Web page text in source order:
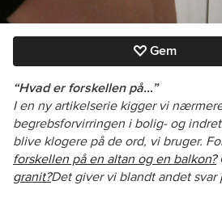
Gem
“Hvad er forskellen på…”
I en ny artikelserie kigger vi
begrebsforvirringen i bolig- og
blive klogere på de ord, vi bruger.
forskellen på en altan og en balkon?
granit?Det giver vi blandt andet